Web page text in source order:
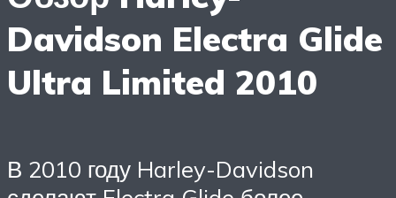
Davidson Electra Glide
Ultra Limited 2010
В 2010 году Harley-Davidson